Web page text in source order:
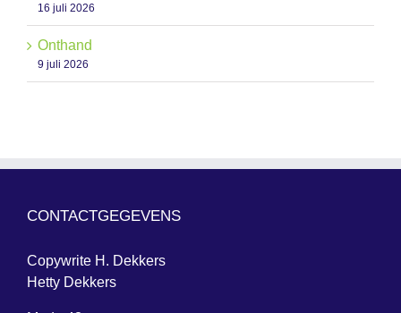
16 juli 2026
Onthand
9 juli 2026
CONTACTGEGEVENS
Copywrite H. Dekkers
Hetty Dekkers